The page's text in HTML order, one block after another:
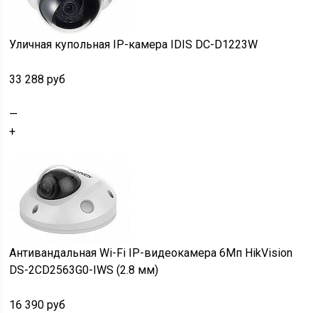
Уличная купольная IP-камера IDIS DC-D1223W
33 288 руб
—
+
Антивандальная Wi-Fi IP-видеокамера 6Мп HikVision
DS-2CD2563G0-IWS (2.8 мм)
16 390 руб